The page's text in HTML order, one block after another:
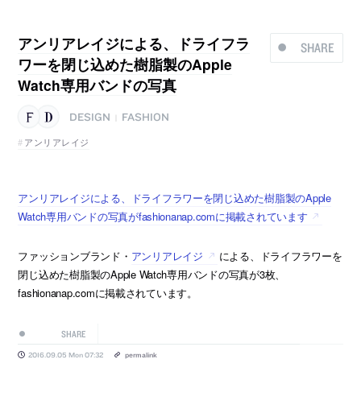
SHARE
アンリアレイジによる、ドライフラ
ワーを閉じ込めた樹脂製のApple
Watch専用バンドの写真
DESIGN
FASHION
アンリアレイジ
アンリアレイジによる、ドライフラワーを閉じ込めた樹脂製のApple
Watch専用バンドの写真がfashionanap.comに掲載されています
ファッションブランド・ アンリアレイジ
による、ドライフラワーを
閉じ込めた樹脂製のApple Watch専用バンドの写真が3枚、
fashionanap.comに掲載されています。
SHARE
2016.09.05 Mon 07:32 permalink